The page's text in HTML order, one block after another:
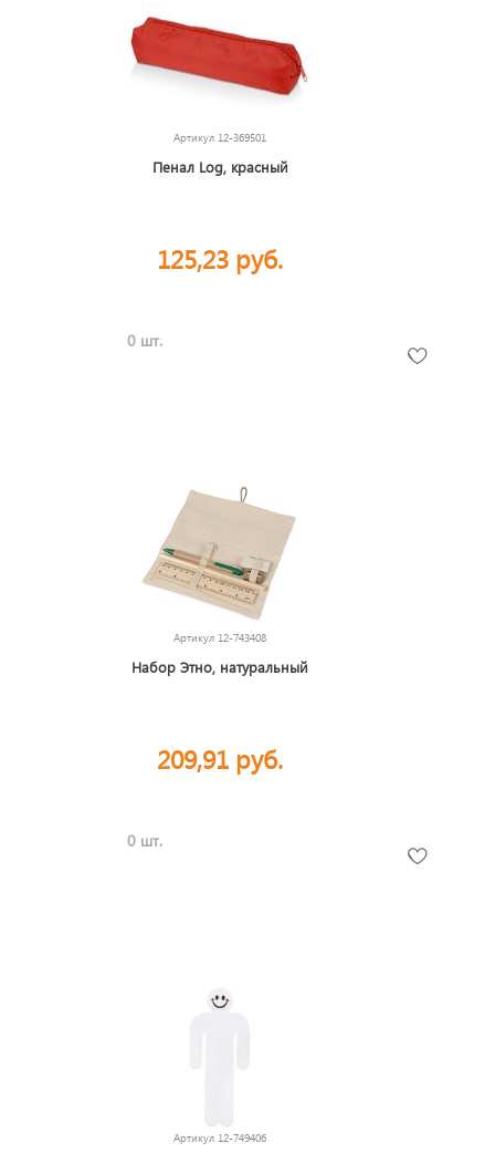
Артикул 12-369501
Пенал Log, красный
125,23 руб.
0 шт.
Артикул 12-743408
Набор Этно, натуральный
209,91 руб.
0 шт.
Артикул 12-749406